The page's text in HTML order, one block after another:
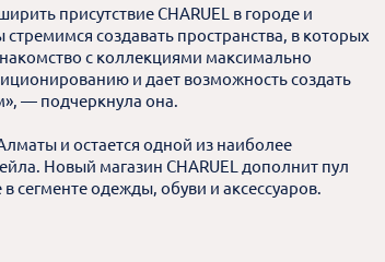
присутствие CHARUEL в городе и
создавать пространства, в которых
с коллекциями максимально
и дает возможность создать
— подчеркнула она.
и остается одной из наиболее
Новый магазин CHARUEL дополнит пул
сегменте одежды, обуви и аксессуаров.